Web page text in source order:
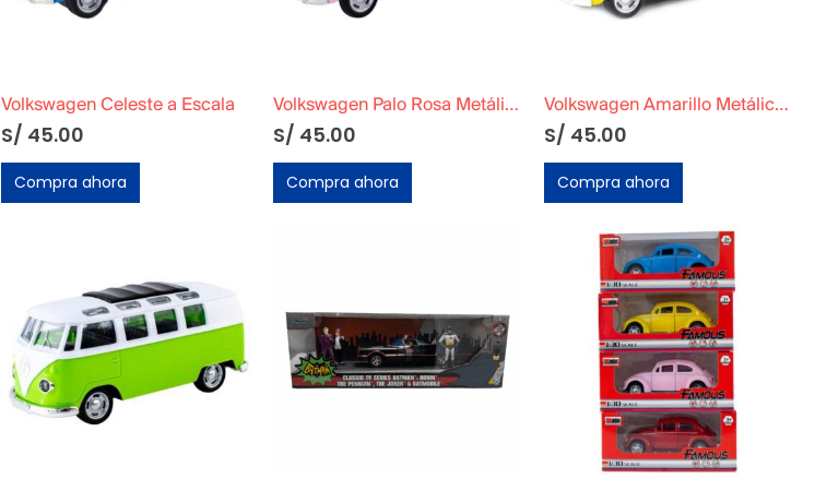
Volkswagen Celeste a Escala
S/ 45.00
Compra ahora
Volkswagen Palo Rosa Metálico a Escala
S/ 45.00
Compra ahora
Volkswagen Amarillo Metálico a Escala
S/ 45.00
Compra ahora